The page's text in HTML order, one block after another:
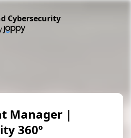
Cybersecurity
Manager |
360º